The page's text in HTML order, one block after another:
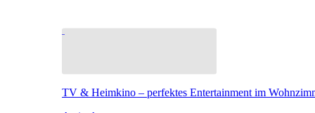
TV & Heimkino – perfektes Entertainment im